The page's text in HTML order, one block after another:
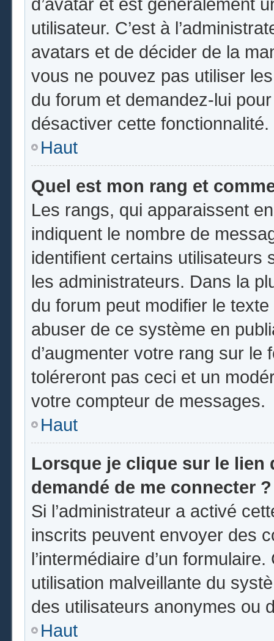
utilisateur. C’est à
avatars et de décider de la
vous ne pouvez pas utiliser
du forum et demandez-lui
désactiver cette fonctionnalité.
Haut
Quel est mon rang et
Les rangs, qui apparaissent
indiquent le nombre de
identifient certains utilisateurs
les administrateurs. Dans la
du forum peut modifier le
abuser de ce système en
d’augmenter votre rang sur
toléreront pas ceci et un
votre compteur de messages.
Haut
Lorsque je clique sur le lien
demandé de me connecter ?
Si l’administrateur a activé
inscrits peuvent envoyer des
l’intermédiaire d’un
utilisation malveillante du
des utilisateurs anonymes ou
Haut